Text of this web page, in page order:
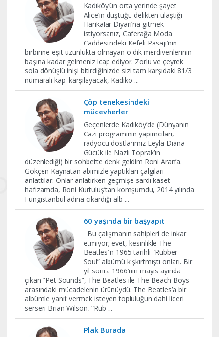
Kadıköy’ün orta yerinde şayet
Alice’in düştüğü delikten ulaştığı
Harikalar Diyarı’na gitmek
istiyorsanız, Caferağa Moda
Caddesi’ndeki Kefeli Pasajı’nın
birbirine eşit uzunlukta olmayan o dik merdivenlerinin
başına kadar gelmeniz icap ediyor. Zorlu ve çeyrek
sola dönüşlü inişi bitirdiğinizde sizi tam karşıdaki 81/3
numaralı kapı karşılayacak, Kadıkö ...
Çöp tenekesindeki
mücevherler
Geçenlerde Kadıköy’de (Dünyanın
Cazı programının yapımcıları,
radyocu dostlarımız Leyla Diana
Gücük ile Nazlı Toprak’ın
düzenlediği) bir sohbette denk geldim Roni Aran’a.
Gökçen Kaynatan abimizle yaptıkları çalgıları
anlattılar. Onlar anlatırken geçmişe sardı kaset
hafızamda, Roni Kurtuluş’tan komşumdu, 2014 yılında
Fungistanbul adına çıkardığı alb ...
60 yaşında bir başyapıt
Bu çalışmanın sahipleri de inkar
etmiyor; evet, kesinlikle The
Beatles’ın 1965 tarihli “Rubber
Soul” albümü kışkırtmıştı onları. Bir
yıl sonra 1966’nın mayıs ayında
çıkan “Pet Sounds”, The Beatles ile The Beach Boys
arasındaki mücadelenin ürünüydü. The Beatles’a bir
albümle yanıt vermek isteyen topluluğun dahi lideri
serseri Brian Wilson, “Rub ...
Plak Burada